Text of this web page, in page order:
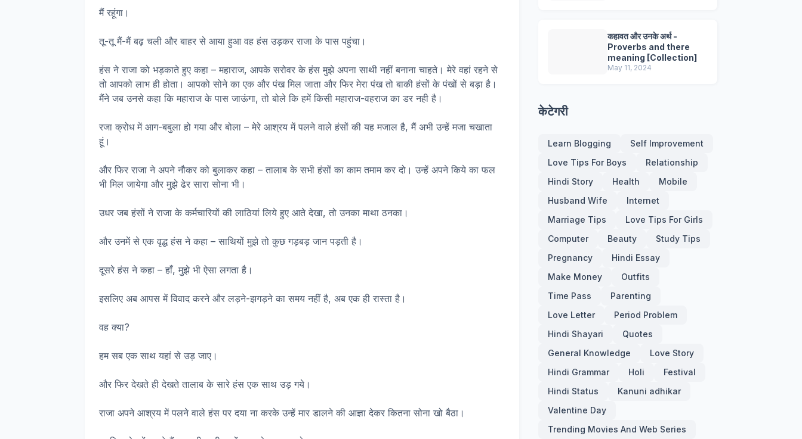
मैं रहूंगा।
तू-तू मैं-मैं बढ़ चली और बाहर से आया हुआ वह हंस उड़कर राजा के पास पहुंचा।
हंस ने राजा को भड़काते हुए कहा – महाराज, आपके सरोवर के हंस मुझे अपना साथी नहीं बनाना चाहते। मेरे वहां रहने से
तो आपको लाभ ही होता। आपको सोने का एक और पंख मिल जाता और फिर मेरा पंख तो बाकी हंसों के पंखों से बड़ा है।
मैंने जब उनसे कहा कि महाराज के पास जाऊंगा, तो बोले कि हमें किसी महाराज-वहराज का डर नही है।
रजा क्रोध में आग-बबुला हो गया और बोला – मेरे आश्रय में पलने वाले हंसों की यह मजाल है, मैं अभी उन्हें मजा चखाता
हूं।
और फिर राजा ने अपने नौकर को बुलाकर कहा – तालाब के सभी हंसों का काम तमाम कर दो। उन्हें अपने किये का फल
भी मिल जायेगा और मुझे ढेर सारा सोना भी।
उधर जब हंसों ने राजा के कर्मचारियों की लाठियां लिये हुए आते देखा, तो उनका माथा ठनका।
और उनमें से एक वृद्ध हंस ने कहा – साथियों मुझे तो कुछ गड़बड़ जान पड़ती है।
दूसरे हंस ने कहा – हाँ, मुझे भी ऐसा लगता है।
इसलिए अब आपस में विवाद करने और लड़ने-झगड़ने का समय नहीं है, अब एक ही रास्ता है।
वह क्या?
हम सब एक साथ यहां से उड़ जाए।
और फिर देखते ही देखते तालाब के सारे हंस एक साथ उड़ गये।
राजा अपने आश्रय में पलने वाले हंस पर दया ना करके उन्हें मार डालने की आज्ञा देकर कितना सोना खो बैठा।
कहावत और उनके अर्थ -
Proverbs and there
meaning [Collection]
May 11, 2024
केटेगरी
Learn Blogging
Self Improvement
Love Tips For Boys
Relationship
Hindi Story
Health
Mobile
Husband Wife
Internet
Marriage Tips
Love Tips For Girls
Computer
Beauty
Study Tips
Pregnancy
Hindi Essay
Make Money
Outfits
Time Pass
Parenting
Love Letter
Period Problem
Hindi Shayari
Quotes
General Knowledge
Love Story
Hindi Grammar
Holi
Festival
Hindi Status
Kanuni adhikar
Valentine Day
Trending Movies And Web Series